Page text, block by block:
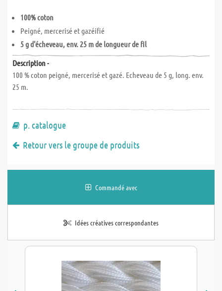
100% coton
Peigné, mercerisé et gazéifié
5 g d'écheveau, env. 25 m de longueur de fil
Description -
100 % coton peigné, mercerisé et gazé. Echeveau de 5 g, long. env.
25 m.
p. catalogue
Retour vers le groupe de produits
Commandé avec
Idées créatives correspondantes